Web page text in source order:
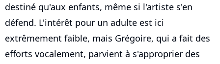
destiné qu'aux enfants, même si l'artiste s'en
défend. L'intérêt pour un adulte est ici
extrêmement faible, mais Grégoire, qui a fait des
efforts vocalement, parvient à s'approprier des